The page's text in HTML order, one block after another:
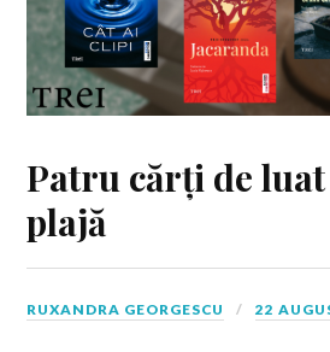
Patru cărți de
plajă
RUXANDRA GEORGESCU 22